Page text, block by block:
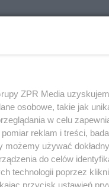
ZPR Media
osobowe, takie jak
w celu
reklam i treści,
możemy używać
do celów
technologii poprzez
przycisk ustawień